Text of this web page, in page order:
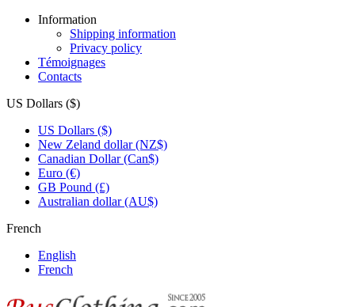
Information
Shipping information
Privacy policy
Témoignages
Contacts
US Dollars ($)
US Dollars ($)
New Zeland dollar (NZ$)
Canadian Dollar (Can$)
Euro (€)
GB Pound (£)
Australian dollar (AU$)
French
English
French